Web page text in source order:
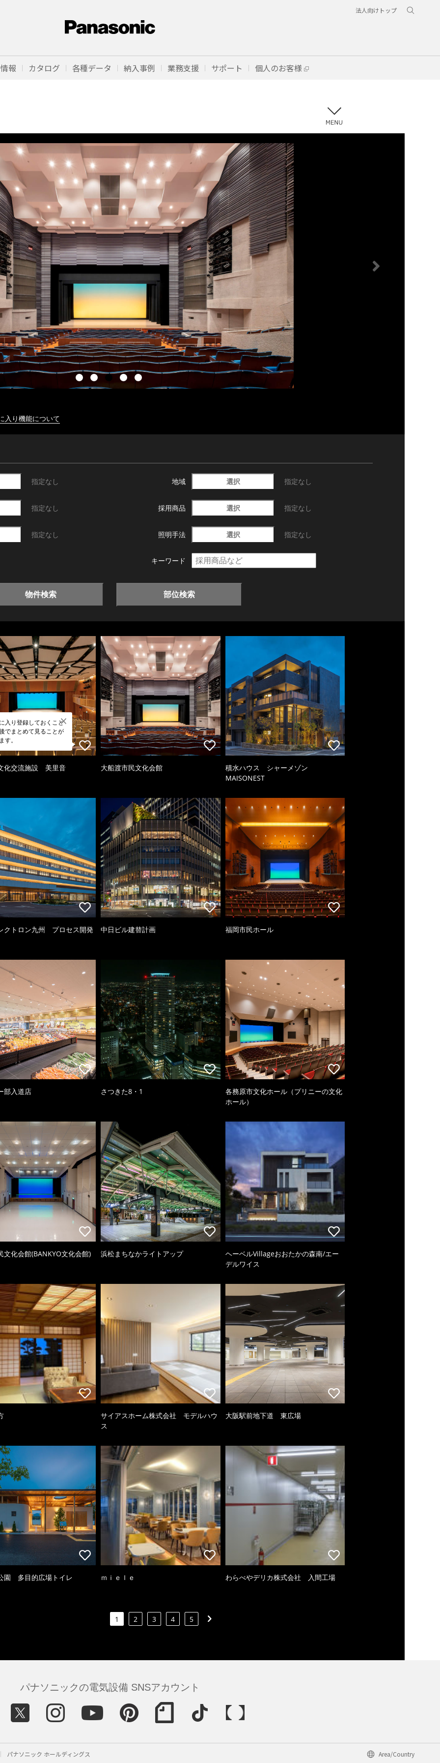
法人向けトップ
報 カタログ 各種データ 納入事例 業務支援 サポート 個人のお客様
入り機能について
指定なし 地域 選択 指定なし
指定なし 採用商品 選択 指定なし
指定なし 照明手法 選択 指定なし
キーワード
物件検索 部位検索
入り登録しておくこと
でまとめて見ることが
す。
化交流施設 美里音 大船渡市民文化会館
積水ハウス シャーメゾン
MAISONEST
クトロン九州 プロセス開発 中日ビル建替計画 福岡市民ホール
部入道店 さつきた8・1
各務原市文化ホール（プリニーの文化
ホール）
文化会館(BANKYO文化会館) 浜松まちなかライトアップ
ヘーベルVillageおおたかの森南/エー
デルワイス
サイアスホーム株式会社 モデルハウ
ス
大阪駅前地下道 東広場
園 多目的広場トイレ ｍｉｅｌｅ わらべやデリカ株式会社 入間工場
1 2 3 4 5
パナソニックの電気設備 SNSアカウント
パナソニック ホールディングス Area/Country